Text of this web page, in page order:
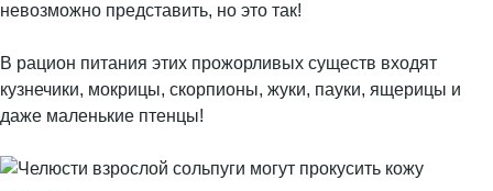
невозможно представить, но это так!
В рацион питания этих прожорливых существ входят
кузнечики, мокрицы, скорпионы, жуки, пауки, ящерицы и
даже маленькие птенцы!